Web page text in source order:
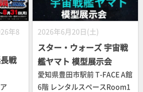
年8
戦
2026年6月20日(土)
スター・ウォーズ 宇宙戦
艦ヤマト 模型展示会
愛知県豊田市駅前 T-FACE A館
6階 レンタルスペースRoom1